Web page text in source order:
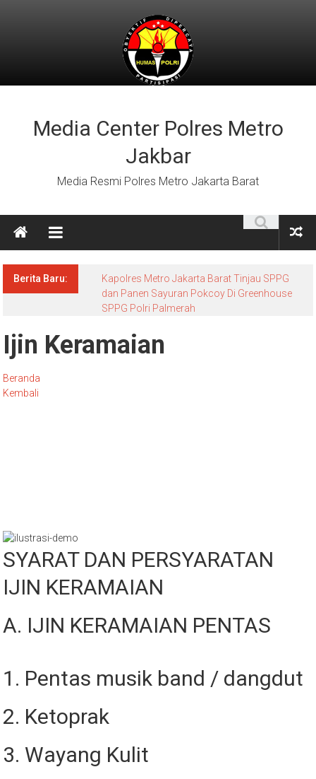
Media Center Polres Metro
Jakbar
Media Resmi Polres Metro Jakarta Barat
Berita Baru:
Kapolres Metro Jakarta Barat Tinjau SPPG
dan Panen Sayuran Pokcoy Di Greenhouse
SPPG Polri Palmerah
Ijin Keramaian
Beranda
Kembali
SYARAT DAN PERSYARATAN
IJIN KERAMAIAN
A. IJIN KERAMAIAN PENTAS
1. Pentas musik band / dangdut
2. Ketoprak
3. Wayang Kulit